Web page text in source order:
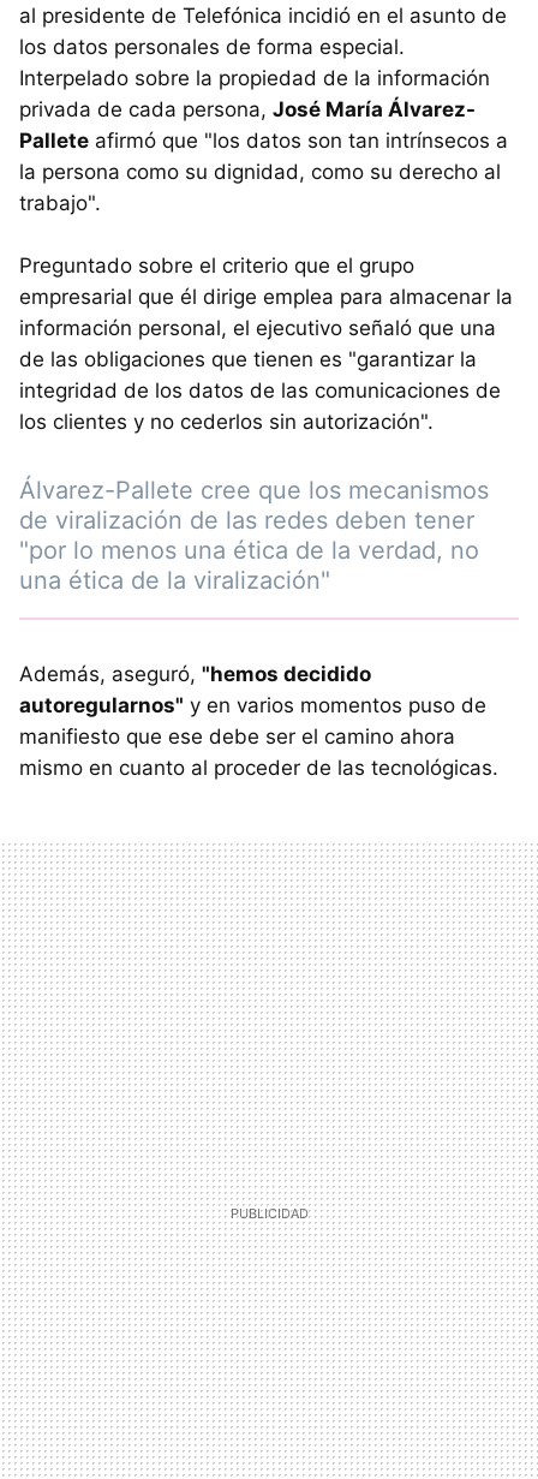
al presidente de Telefónica incidió en el asunto de
los datos personales de forma especial.
Interpelado sobre la propiedad de la información
privada de cada persona, José María Álvarez-
Pallete afirmó que "los datos son tan intrínsecos a
la persona como su dignidad, como su derecho al
trabajo".
Preguntado sobre el criterio que el grupo
empresarial que él dirige emplea para almacenar la
información personal, el ejecutivo señaló que una
de las obligaciones que tienen es "garantizar la
integridad de los datos de las comunicaciones de
los clientes y no cederlos sin autorización".
Álvarez-Pallete cree que los mecanismos
de viralización de las redes deben tener
"por lo menos una ética de la verdad, no
una ética de la viralización"
Además, aseguró, "hemos decidido
autoregularnos" y en varios momentos puso de
manifiesto que ese debe ser el camino ahora
mismo en cuanto al proceder de las tecnológicas.